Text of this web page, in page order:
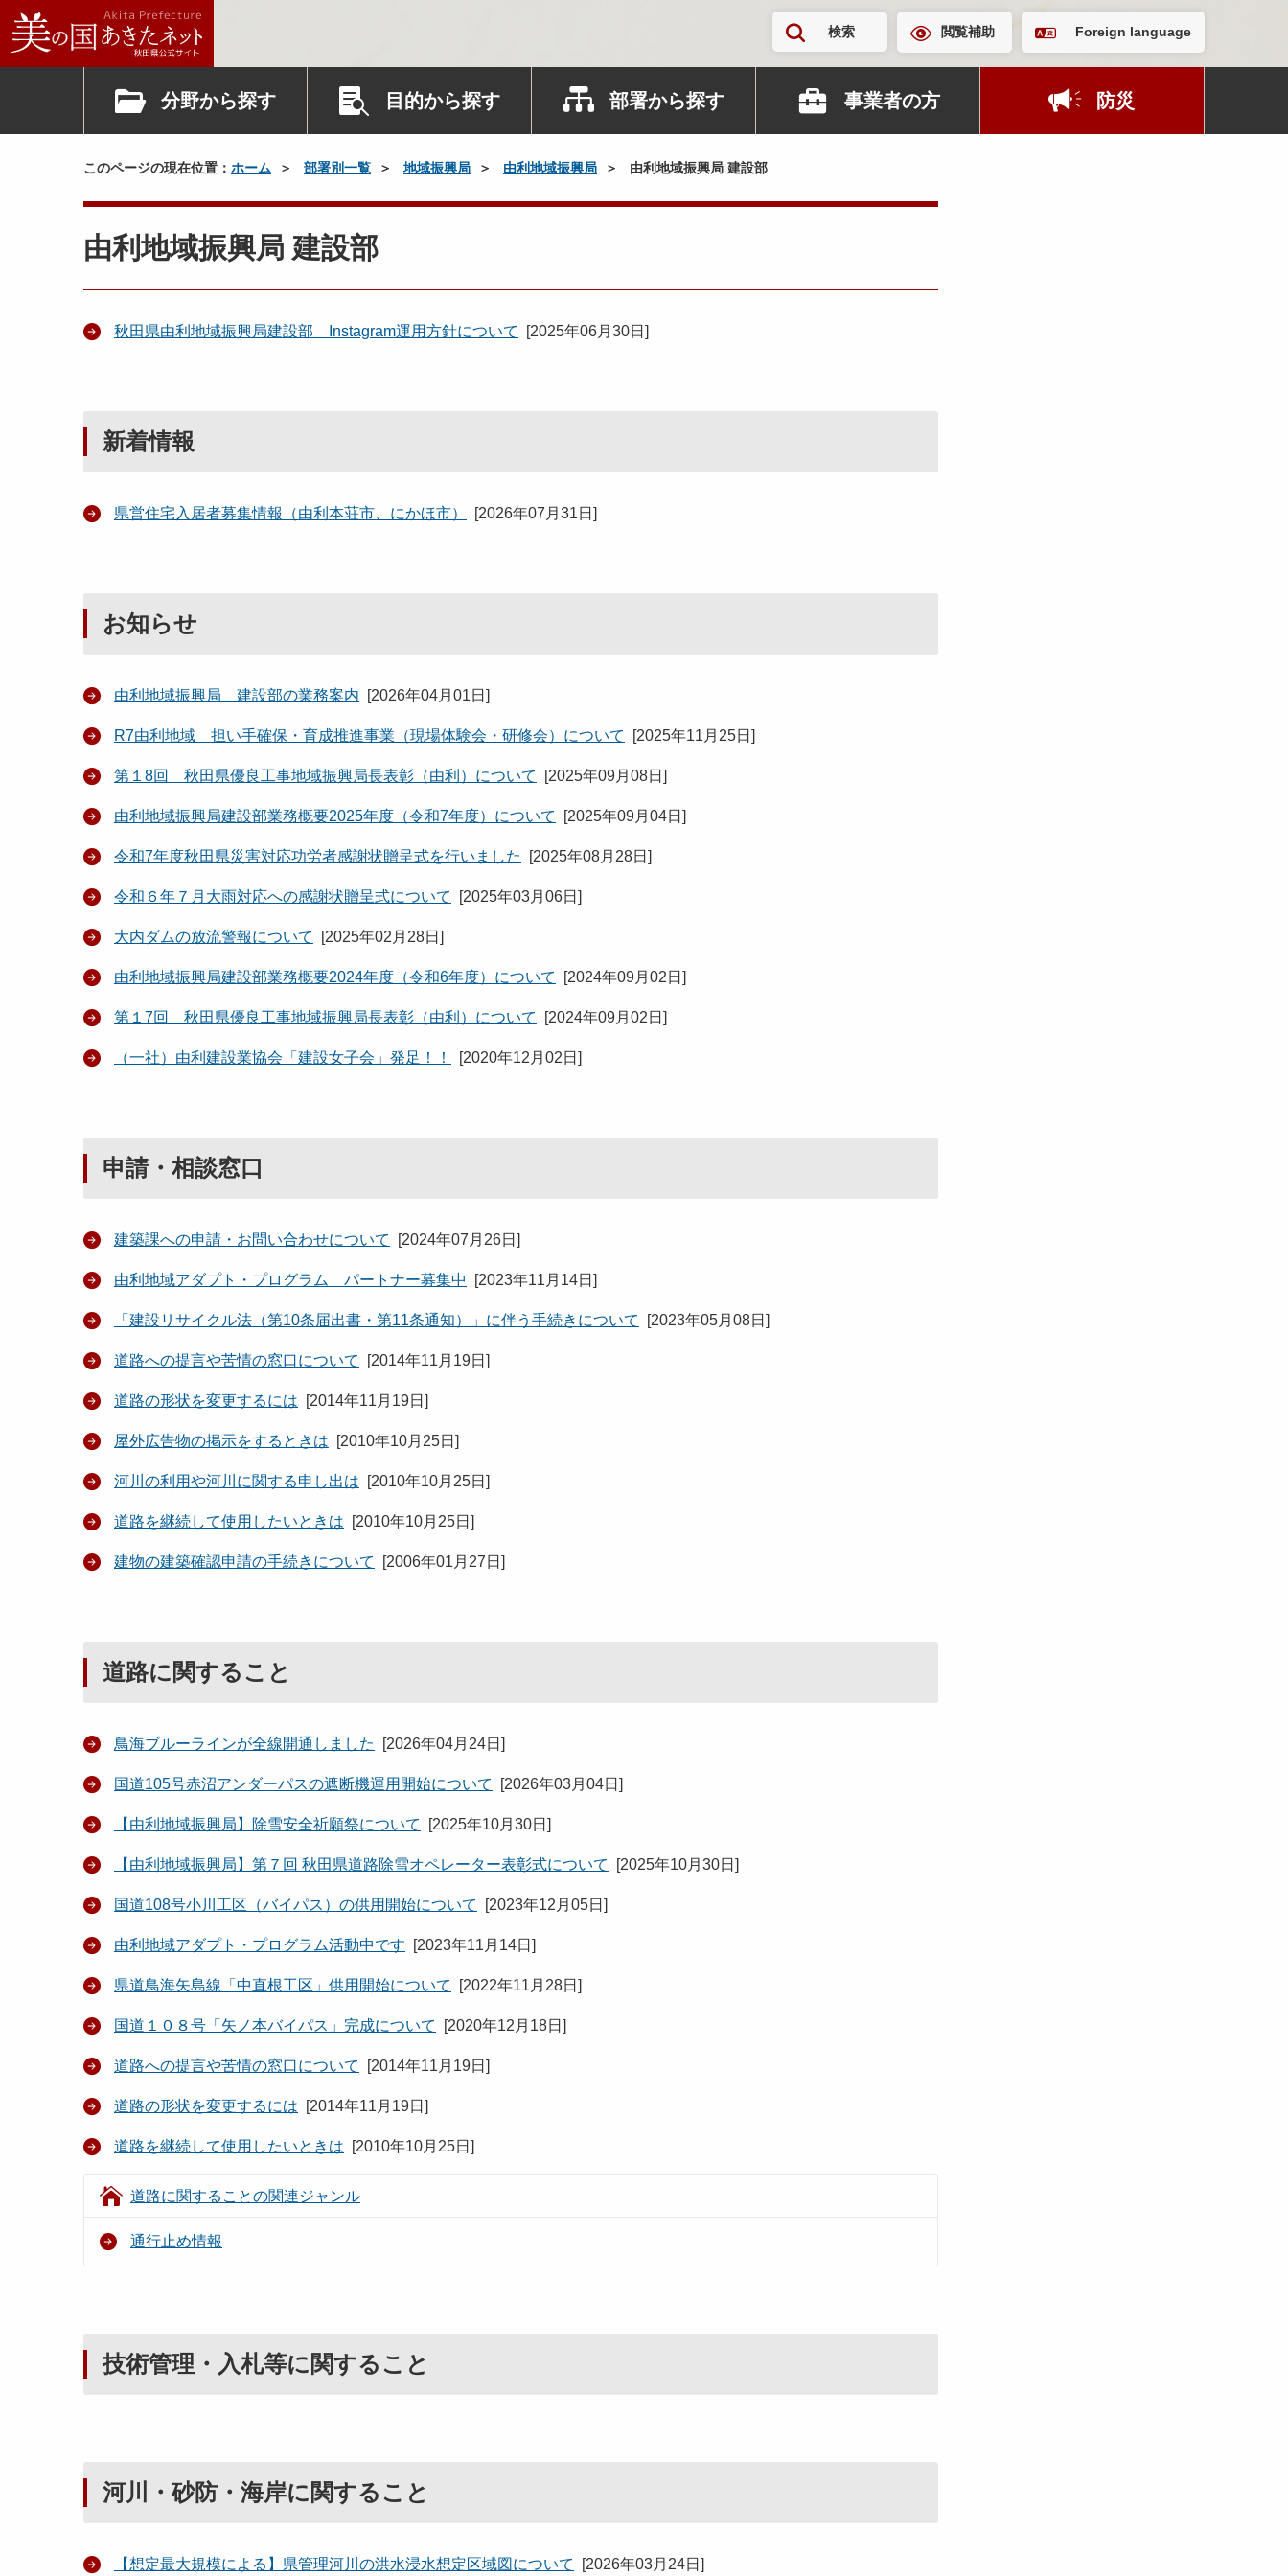
検索 閲覧補助 Foreign language
分野から探す 目的から探す 部署から探す 事業者の方 防災
このページの現在位置： ホーム 部署別一覧 地域振興局 由利地域振興局 由利地域振興局 建設部
由利地域振興局 建設部
秋田県由利地域振興局建設部 Instagram運用方針について [2025年06月30日 ]
新着情報
県営住宅入居者募集情報（由利本荘市、にかほ市） [2026年07月31日 ]
お知らせ
由利地域振興局 建設部の業務案内 [2026年04月01日 ]
R7由利地域 担い手確保・育成推進事業（現場体験会・研修会）について [2025年11月25日 ]
第１8回 秋田県優良工事地域振興局長表彰（由利）について [2025年09月08日 ]
由利地域振興局建設部業務概要2025年度（令和7年度）について [2025年09月04日 ]
令和7年度秋田県災害対応功労者感謝状贈呈式を行いました [2025年08月28日 ]
令和６年７月大雨対応への感謝状贈呈式について [2025年03月06日 ]
大内ダムの放流警報について [2025年02月28日 ]
由利地域振興局建設部業務概要2024年度（令和6年度）について [2024年09月02日 ]
第１7回 秋田県優良工事地域振興局長表彰（由利）について [2024年09月02日 ]
（一社）由利建設業協会「建設女子会」発足！！ [2020年12月02日 ]
申請・相談窓口
建築課への申請・お問い合わせについて [2024年07月26日 ]
由利地域アダプト・プログラム パートナー募集中 [2023年11月14日 ]
「建設リサイクル法（第10条届出書・第11条通知）」に伴う手続きについて [2023年05月08日 ]
道路への提言や苦情の窓口について [2014年11月19日 ]
道路の形状を変更するには [2014年11月19日 ]
屋外広告物の掲示をするときは [2010年10月25日 ]
河川の利用や河川に関する申し出は [2010年10月25日 ]
道路を継続して使用したいときは [2010年10月25日 ]
建物の建築確認申請の手続きについて [2006年01月27日 ]
道路に関すること
鳥海ブルーラインが全線開通しました [2026年04月24日 ]
国道105号赤沼アンダーパスの遮断機運用開始について [2026年03月04日 ]
【由利地域振興局】除雪安全祈願祭について [2025年10月30日 ]
【由利地域振興局】第７回 秋田県道路除雪オペレーター表彰式について [2025年10月30日 ]
国道108号小川工区（バイパス）の供用開始について [2023年12月05日 ]
由利地域アダプト・プログラム活動中です [2023年11月14日 ]
県道鳥海矢島線「中直根工区」供用開始について [2022年11月28日 ]
国道１０８号「矢ノ本バイパス」完成について [2020年12月18日 ]
道路への提言や苦情の窓口について [2014年11月19日 ]
道路の形状を変更するには [2014年11月19日 ]
道路を継続して使用したいときは [2010年10月25日 ]
道路に関することの関連ジャンル
通行止め情報
技術管理・入札等に関すること
河川・砂防・海岸に関すること
【想定最大規模による】県管理河川の洪水浸水想定区域図について [2026年03月24日 ]